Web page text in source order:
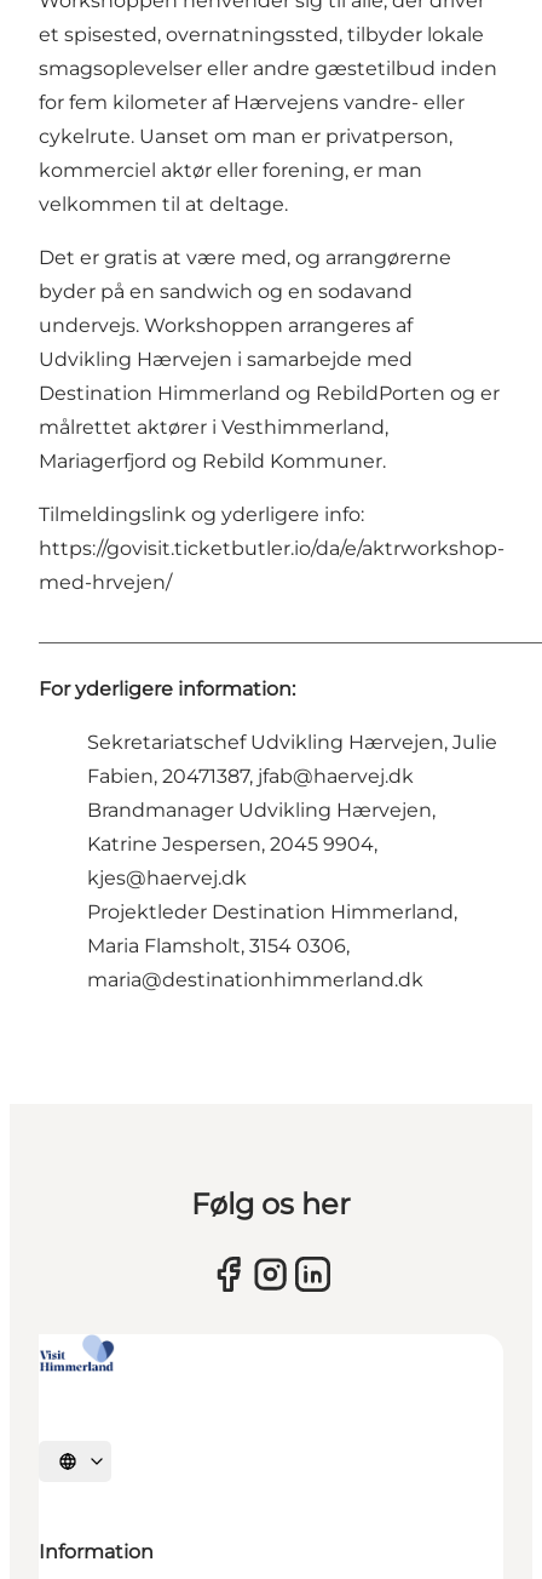
et spisested, overnatningssted, tilbyder lokale
smagsoplevelser eller andre gæstetilbud inden
for fem kilometer af Hærvejens vandre- eller
cykelrute. Uanset om man er privatperson,
kommerciel aktør eller forening, er man
velkommen til at deltage.
Det er gratis at være med, og arrangørerne
byder på en sandwich og en sodavand
undervejs. Workshoppen arrangeres af
Udvikling Hærvejen i samarbejde med
Destination Himmerland og RebildPorten og er
målrettet aktører i Vesthimmerland,
Mariagerfjord og Rebild Kommuner.
Tilmeldingslink og yderligere info:
https://govisit.ticketbutler.io/da/e/aktrworkshop-
med-hrvejen/
For yderligere information:
Sekretariatschef Udvikling Hærvejen, Julie
Fabien, 20471387, jfab@haervej.dk
Brandmanager Udvikling Hærvejen,
Katrine Jespersen, 2045 9904,
kjes@haervej.dk
Projektleder Destination Himmerland,
Maria Flamsholt, 3154 0306,
maria@destinationhimmerland.dk
Følg os her
Vælg sprog
Information